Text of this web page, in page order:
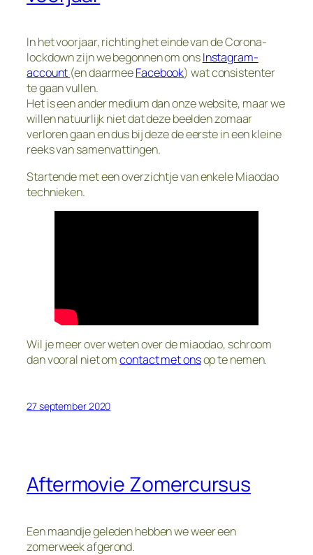
In het voorjaar, richting het einde van de Corona-
lockdown zijn we begonnen om onsInstagram-
account (en daarmeeFacebook) wat consistenter
te gaan vullen.
Het is een ander medium dan onze website, maar we
willen natuurlijk niet dat deze beelden zomaar
verloren gaan en dus bij deze de eerste in een kleine
reeks van samenvattingen.
Startende met een overzichtje van enkele Miaodao
technieken.
Wil je meer over weten over de miaodao, schroom
dan vooral niet omcontact met onsop te nemen.
27 september 2020
Aftermovie Zomercursus
Een maandje geleden hebben we weer een
zomerweek afgerond.